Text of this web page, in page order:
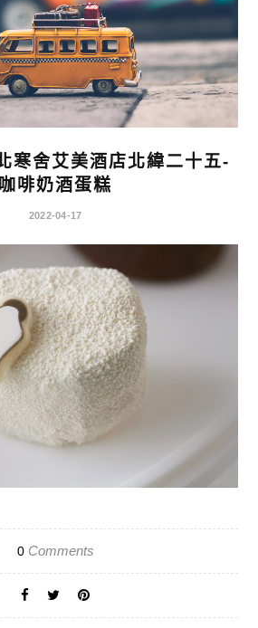
寒舍艾美酒店北緯二十五-
咖啡奶酒蛋糕
2022-04-17
0Comments